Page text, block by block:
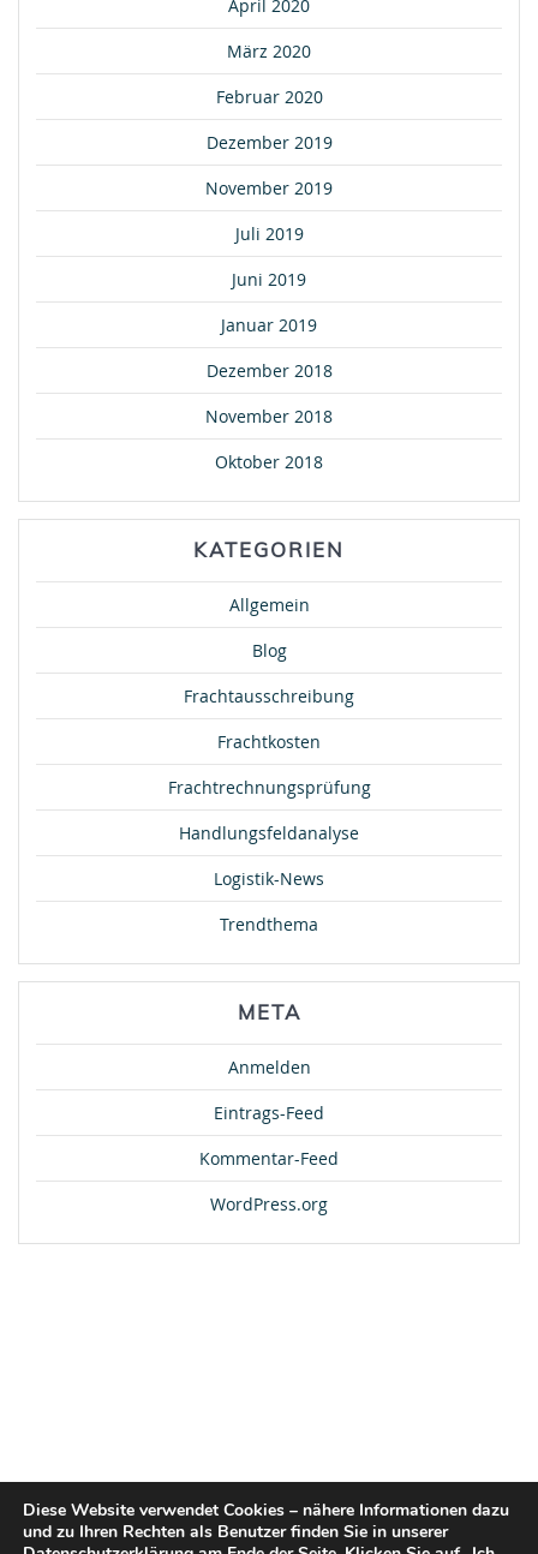
April 2020
März 2020
Februar 2020
Dezember 2019
November 2019
Juli 2019
Juni 2019
Januar 2019
Dezember 2018
November 2018
Oktober 2018
KATEGORIEN
Allgemein
Blog
Frachtausschreibung
Frachtkosten
Frachtrechnungsprüfung
Handlungsfeldanalyse
Logistik-News
Trendthema
META
Anmelden
Eintrags-Feed
Kommentar-Feed
WordPress.org
Diese Website verwendet Cookies – nähere Informationen dazu
und zu Ihren Rechten als Benutzer finden Sie in unserer